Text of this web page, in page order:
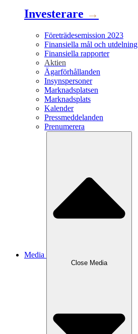
Investerare →
Företrädesemission 2023
Finansiella mål och utdelning
Finansiella rapporter
Aktien
Ägarförhållanden
Insynspersoner
Marknadsplatsen
Marknadsplats
Kalender
Pressmeddelanden
Prenumerera
Media
Close Media